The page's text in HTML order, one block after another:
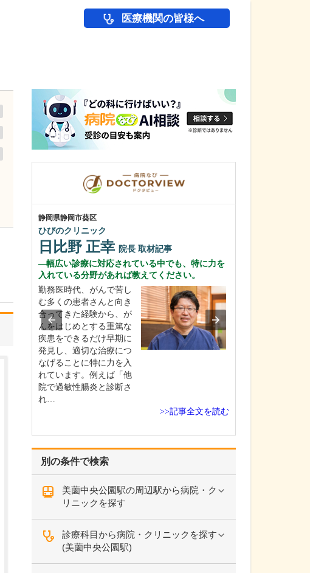
医療機関の皆様へ
別の条件で検索
美薗中央公園駅の周辺駅から病院・ク
リニックを探す
診療科目から病院・クリニックを探す
(美薗中央公園駅)
静岡県静岡市葵区
ひびのクリニック
日比野 正幸 院長 取材記事
幅広い診療に対応されている中でも、特に力を
入れている分野があれば教えてください。
勤務医時代、がんで苦し
む多くの患者さんと向き
合ってきた経験から、が
んをはじめとする重篤な
疾患をできるだけ早期に
発見し、適切な治療につ
なげることに特に力を入
れています。例えば「他
院で過敏性腸炎と診断さ
れ…
>>記事全文を読む